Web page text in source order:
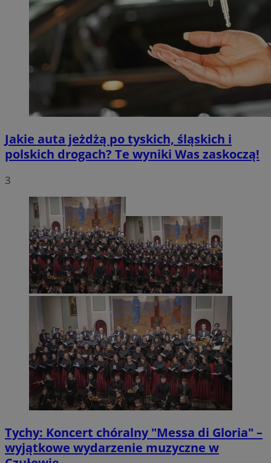
Jakie auta jeżdżą po tyskich, śląskich i
polskich drogach? Te wyniki Was zaskoczą!
3
Tychy: Koncert chóralny "Messa di Gloria" –
wyjątkowe wydarzenie muzyczne w